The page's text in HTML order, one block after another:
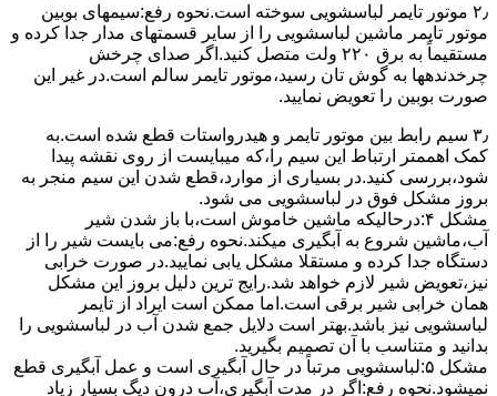
۲٫ ﻣﻮﺗﻮر ﺗﺎﯾﻤﺮ لباسشویی ﺳﻮﺧﺘﻪ اﺳﺖ.نحوه رﻓﻊ:سیمهای ﺑﻮﺑﯿﻦ
ﻣﻮﺗﻮر ﺗﺎﯾﻤﺮ ماشین لباسشویی را از ﺳﺎﯾﺮ قسمتهای ﻣﺪار ﺟﺪا کرده و
مستقیماً ﺑﻪ برق ۲۲۰ وﻟﺖ ﻣﺘﺼﻞ کنید.اﮔﺮ ﺻﺪای ﭼﺮﺧﺶ
چرخدندهها به گوش تان رﺳﯿﺪ،ﻣﻮﺗﻮر ﺗﺎﯾﻤﺮ ﺳﺎﻟﻢ اﺳﺖ.در ﻏﯿﺮ اﯾﻦ
ﺻﻮرت ﺑﻮﺑﯿﻦ را ﺗﻌﻮﯾﺾ ﻧﻤﺎﯾﯿﺪ.
۳٫ ﺳﯿﻢ راﺑﻂ ﺑﯿﻦ ﻣﻮﺗﻮر ﺗﺎﯾﻤﺮ و ﻫﯿﺪرواﺳﺘﺎت ﻗﻄﻊ ﺷﺪه اﺳﺖ.به
کمک اهممتر ارﺗﺒﺎط اﯾﻦ ﺳﯿﻢ را،ﮐﻪ میبایست از روی ﻧﻘﺸﻪ ﭘﯿﺪا
ﺷﻮد،بررسی ﮐﻨﯿﺪ.در ﺑﺴﯿﺎری از موارد،ﻗﻄﻊ ﺷﺪن اﯾﻦ ﺳﯿﻢ ﻣﻨﺠﺮ ﺑﻪ
ﺑﺮوز مشکل ﻓﻮق در لباسشویی می شود.
مشکل ۴:درحالیکه ﻣﺎﺷﯿﻦ ﺧﺎﻣﻮش اﺳﺖ،ﺑﺎ ﺑﺎز ﺷﺪن ﺷﯿﺮ
آب،ﻣﺎﺷﯿﻦ ﺷﺮوع ﺑﻪ آﺑﮕﯿﺮی میکند.نحوه رﻓﻊ:می بایست ﺷﯿﺮ را از
دستگاه جدا کرده و مستقلا مشکل یابی نمایید.در صورت خرابی
نیز،تعویض شیر لازم خواهد شد.رایج ترین دلیل بروز این مشکل
همان خرابی شیر برقی است.اما ممکن است ایراد از تایمر
لباسشویی نیز باشد.بهتر است دلایل جمع شدن آب در لباسشویی را
بدانید و متناسب با آن تصمیم بگیرید.
مشکل ۵:لباسشویی مرتباً در ﺣﺎل آﺑﮕﯿﺮی اﺳﺖ و ﻋﻤﻞ آﺑﮕﯿﺮی ﻗﻄﻊ
نمیشود.نحوه رﻓﻊ:اﮔﺮ در ﻣﺪت آﺑﮕﯿﺮی،آب درون دﯾﮓ ﺑﺴﯿﺎر زﯾﺎد